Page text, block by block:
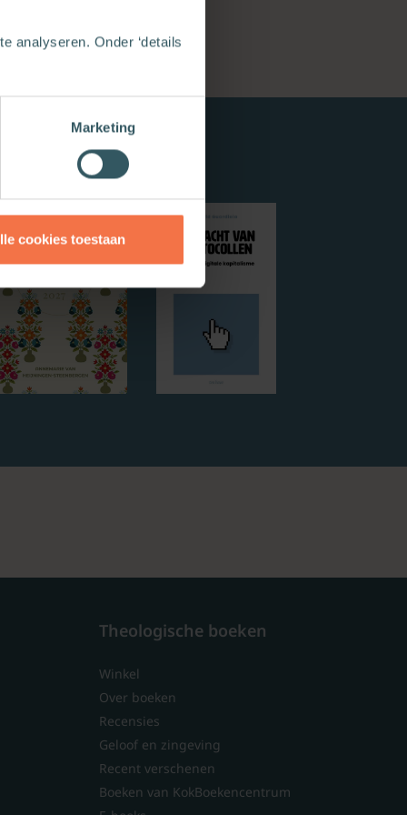
analyseren. Onder ‘details
Marketing
cookies toestaan
Theologische boeken
Winkel
Over boeken
Recensies
Geloof en zingeving
Recent verschenen
Boeken van KokBoekencentrum